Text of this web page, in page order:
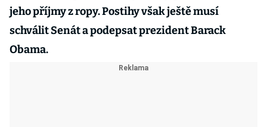
jeho příjmy z ropy. Postihy však ještě musí
schválit Senát a podepsat prezident Barack
Obama.